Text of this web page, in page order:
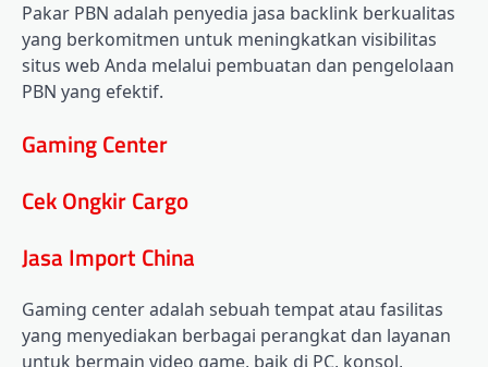
Pakar PBN adalah penyedia jasa backlink berkualitas
yang berkomitmen untuk meningkatkan visibilitas
situs web Anda melalui pembuatan dan pengelolaan
PBN yang efektif.
Gaming Center
Cek Ongkir Cargo
Jasa Import China
Gaming center adalah sebuah tempat atau fasilitas
yang menyediakan berbagai perangkat dan layanan
untuk bermain video game, baik di PC, konsol,